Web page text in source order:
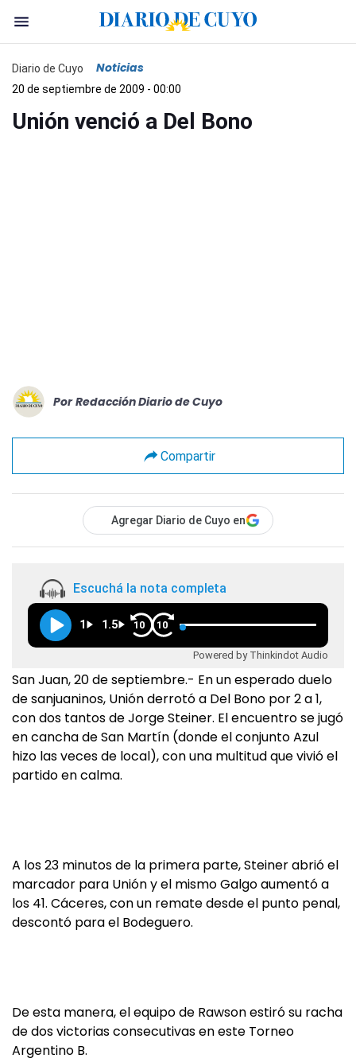
Diario de Cuyo Noticias
20 de septiembre de 2009 - 00:00
Unión venció a Del Bono
Por Redacción Diario de Cuyo
Compartir
Agregar Diario de Cuyo en
Escuchá la nota completa
1 1.5 10 10
Powered by Thinkindot Audio
San Juan, 20 de septiembre.- En un esperado duelo
de sanjuaninos, Unión derrotó a Del Bono por 2 a 1,
con dos tantos de Jorge Steiner. El encuentro se jugó
en cancha de San Martín (donde el conjunto Azul
hizo las veces de local), con una multitud que vivió el
partido en calma.
A los 23 minutos de la primera parte, Steiner abrió el
marcador para Unión y el mismo Galgo aumentó a
los 41. Cáceres, con un remate desde el punto penal,
descontó para el Bodeguero.
De esta manera, el equipo de Rawson estiró su racha
de dos victorias consecutivas en este Torneo
Argentino B.